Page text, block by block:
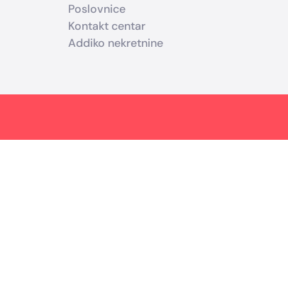
Poslovnice
Kontakt centar
Addiko nekretnine